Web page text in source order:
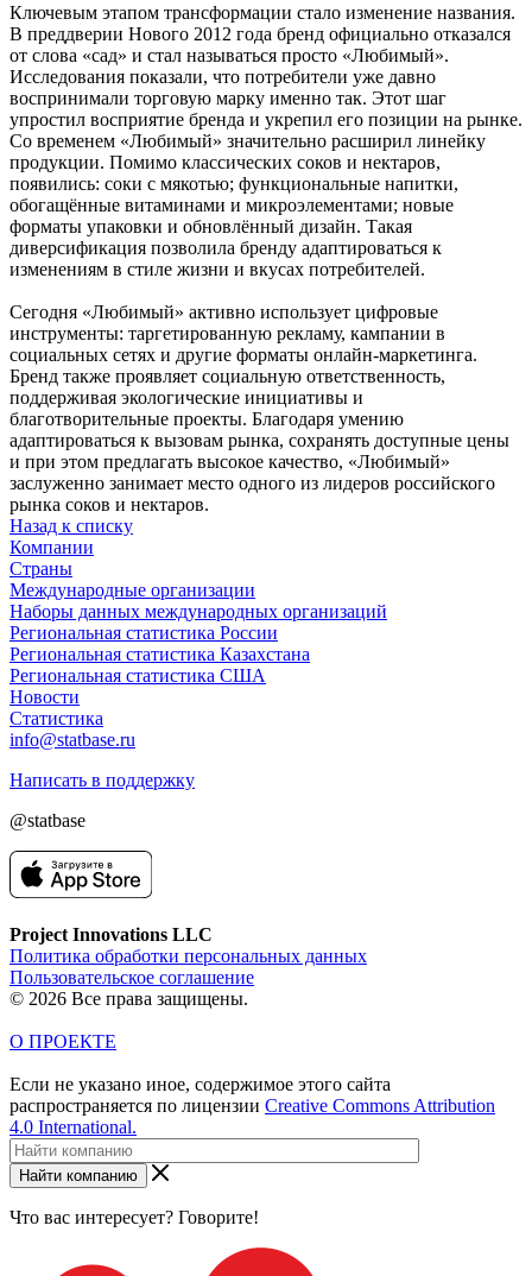
Ключевым этапом трансформации стало изменение названия.
В преддверии Нового 2012 года бренд официально отказался
от слова «сад» и стал называться просто «Любимый».
Исследования показали, что потребители уже давно
воспринимали торговую марку именно так. Этот шаг
упростил восприятие бренда и укрепил его позиции на рынке.
Со временем «Любимый» значительно расширил линейку
продукции. Помимо классических соков и нектаров,
появились: соки с мякотью; функциональные напитки,
обогащённые витаминами и микроэлементами; новые
форматы упаковки и обновлённый дизайн. Такая
диверсификация позволила бренду адаптироваться к
изменениям в стиле жизни и вкусах потребителей.
Сегодня «Любимый» активно использует цифровые
инструменты: таргетированную рекламу, кампании в
социальных сетях и другие форматы онлайн-маркетинга.
Бренд также проявляет социальную ответственность,
поддерживая экологические инициативы и
благотворительные проекты. Благодаря умению
адаптироваться к вызовам рынка, сохранять доступные цены
и при этом предлагать высокое качество, «Любимый»
заслуженно занимает место одного из лидеров российского
рынка соков и нектаров.
Назад к списку
Компании
Страны
Международные организации
Наборы данных международных организаций
Региональная статистика России
Региональная статистика Казахстана
Региональная статистика США
Новости
Статистика
info@statbase.ru
Написать в поддержку
@statbase
Project Innovations LLC
Политика обработки персональных данных
Пользовательское соглашение
© 2026 Все права защищены.
О ПРОЕКТЕ
Если не указано иное, содержимое этого сайта
распространяется по лицензии Creative Commons Attribution
4.0 International.
Найти компанию
Что вас интересует? Говорите!